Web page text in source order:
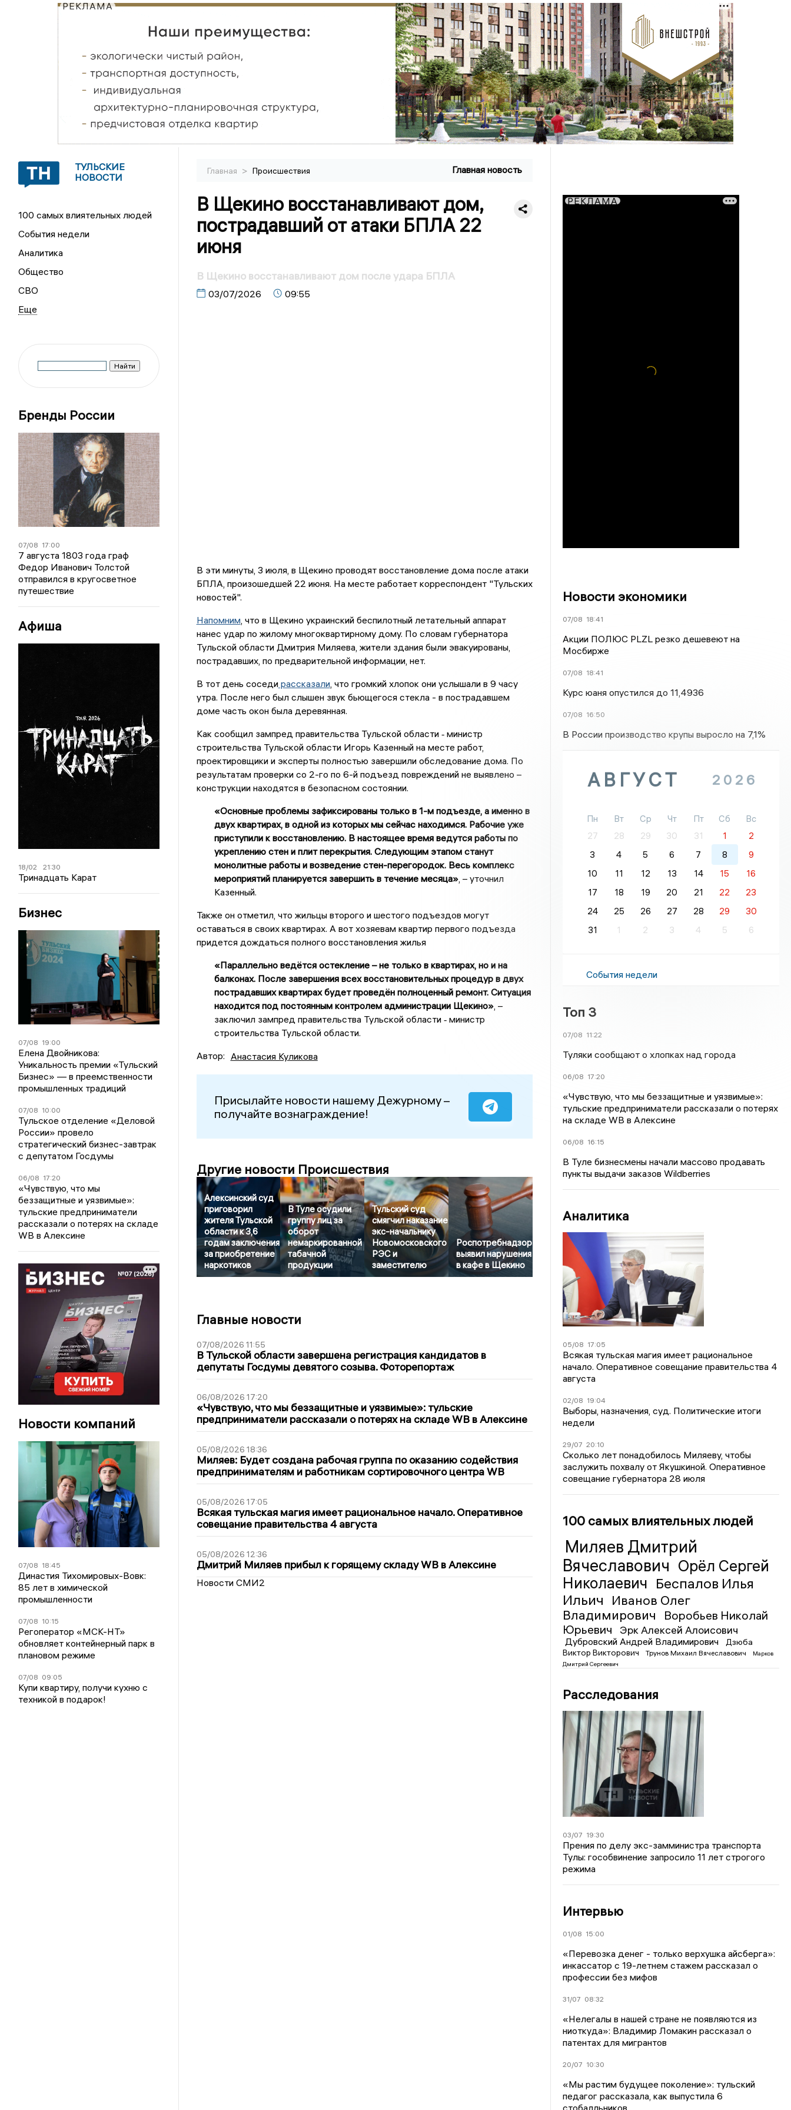
РЕКЛАМА
ТУЛЬСКИЕ
НОВОСТИ
100 самых влиятельных людей
События недели
Аналитика
Общество
СВО
Бренды России
07/08 17:00
7 августа 1803 года граф
Федор Иванович Толстой
отправился в кругосветное
путешествие
Афиша
18/02 21:30
Тринадцать Карат
Бизнес
07/08 19:00
Елена Двойникова:
Уникальность премии «Тульский
Бизнес» — в преемственности
промышленных традиций
07/08 10:00
Тульское отделение «Деловой
России» провело
стратегический бизнес-завтрак
с депутатом Госдумы
06/08 17:20
«Чувствую, что мы
беззащитные и уязвимые»:
тульские предприниматели
рассказали о потерях на складе
WB в Алексине
Новости компаний
07/08 18:45
Династия Тихомировых-Вовк:
85 лет в химической
промышленности
07/08 10:15
Регоператор «МСК-НТ»
обновляет контейнерный парк в
плановом режиме
07/08 09:05
Купи квартиру, получи кухню с
техникой в подарок!
Главная > Происшествия Главная новость
В Щекино восстанавливают дом,
пострадавший от атаки БПЛА 22
июня
В Щекино восстанавливают дом после удара БПЛА
03/07/2026 09:55
В эти минуты, 3 июля, в Щекино проводят восстановление дома после атаки
БПЛА, произошедшей 22 июня. На месте работает корреспондент "Тульских
новостей".
Напомним, что в Щекино украинский беспилотный летательный аппарат
нанес удар по жилому многоквартирному дому. По словам губернатора
Тульской области Дмитрия Миляева, жители здания были эвакуированы,
пострадавших, по предварительной информации, нет.
В тот день соседирассказали, что громкий хлопок они услышали в 9 часу
утра. После него был слышен звук бьющегося стекла - в пострадавшем
доме часть окон была деревянная.
Как сообщил зампред правительства Тульской области ‑ министр
строительства Тульской области Игорь Казенный на месте работ,
проектировщики и эксперты полностью завершили обследование дома. По
результатам проверки со 2-го по 6-й подъезд повреждений не выявлено –
конструкции находятся в безопасном состоянии.
«Основные проблемы зафиксированы только в 1-м подъезде, а именно в
двух квартирах, в одной из которых мы сейчас находимся. Рабочие уже
приступили к восстановлению. В настоящее время ведутся работы по
укреплению стен и плит перекрытия. Следующим этапом станут
монолитные работы и возведение стен-перегородок. Весь комплекс
мероприятий планируется завершить в течение месяца», – уточнил
Казенный.
Также он отметил, что жильцы второго и шестого подъездов могут
оставаться в своих квартирах. А вот хозяевам квартир первого подъезда
придется дождаться полного восстановления жилья
«Параллельно ведётся остекление – не только в квартирах, но и на
балконах. После завершения всех восстановительных процедур в двух
пострадавших квартирах будет проведён полноценный ремонт. Ситуация
находится под постоянным контролем администрации Щекино», –
заключил зампред правительства Тульской области ‑ министр
строительства Тульской области.
Автор: Анастасия Куликова
Присылайте новости нашему Дежурному –
получайте вознаграждение!
Другие новости Происшествия
Алексинский суд
приговорил
жителя Тульской
области к 3,6
годам заключения
за приобретение
наркотиков
В Туле осудили
группу лиц за
оборот
немаркированной
табачной
продукции
Тульский суд
смягчил наказание
экс-начальнику
Новомосковского
РЭС и
заместителю
Роспотребнадзор
выявил нарушения
в кафе в Щекино
Главные новости
07/08/2026 11:55
В Тульской области завершена регистрация кандидатов в
депутаты Госдумы девятого созыва. Фоторепортаж
06/08/2026 17:20
«Чувствую, что мы беззащитные и уязвимые»: тульские
предприниматели рассказали о потерях на складе WB в Алексине
05/08/2026 18:36
Миляев: Будет создана рабочая группа по оказанию содействия
предпринимателям и работникам сортировочного центра WB
05/08/2026 17:05
Всякая тульская магия имеет рациональное начало. Оперативное
совещание правительства 4 августа
05/08/2026 12:36
Дмитрий Миляев прибыл к горящему складу WB в Алексине
Новости СМИ2
РЕКЛАМА
Новости экономики
07/08 18:41
Акции ПОЛЮС PLZL резко дешевеют на
Мосбирже
07/08 18:41
Курс юаня опустился до 11,4936
07/08 16:50
В России производство крупы выросло на 7,1%
АВГУСТ 2026
Пн Вт Ср Чт Пт Сб
Вс
27
28 29 30 31 1
2
3
4 5 6 7 8
9
10
11 12 13 14 15
16
17
18 19 20 21 22
23
24
25 26 27 28 29
30
31
1 2 3 4 5 6
События недели
Топ 3
07/08 11:22
Туляки сообщают о хлопках над города
06/08 17:20
«Чувствую, что мы беззащитные и уязвимые»:
тульские предприниматели рассказали о потерях
на складе WB в Алексине
06/08 16:15
В Туле бизнесмены начали массово продавать
пункты выдачи заказов Wildberries
Аналитика
05/08 17:05
Всякая тульская магия имеет рациональное
начало. Оперативное совещание правительства 4
августа
02/08 19:04
Выборы, назначения, суд. Политические итоги
недели
29/07 20:10
Сколько лет понадобилось Миляеву, чтобы
заслужить похвалу от Якушкиной. Оперативное
совещание губернатора 28 июля
100 самых влиятельных людей
Миляев Дмитрий
Вячеславович Орёл Сергей
Николаевич Беспалов Илья
Ильич
Иванов Олег
Владимирович
Воробьев Николай
Юрьевич
Эрк Алексей Алоисович
Дубровский Андрей Владимирович
Дзюба
Виктор Викторович
Трунов Михаил Вячеславович
Марков
Дмитрий Сергеевич
Расследования
03/07 19:30
Прения по делу экс-замминистра транспорта
Тулы: гособвинение запросило 11 лет строгого
режима
Интервью
01/08 15:00
«Перевозка денег - только верхушка айсберга»:
инкассатор с 19-летнем стажем рассказал о
профессии без мифов
31/07 08:32
«Нелегалы в нашей стране не появляются из
ниоткуда»: Владимир Ломакин рассказал о
патентах для мигрантов
20/07 10:30
«Мы растим будущее поколение»: тульский
педагог рассказала, как выпустила 6
стобалльников